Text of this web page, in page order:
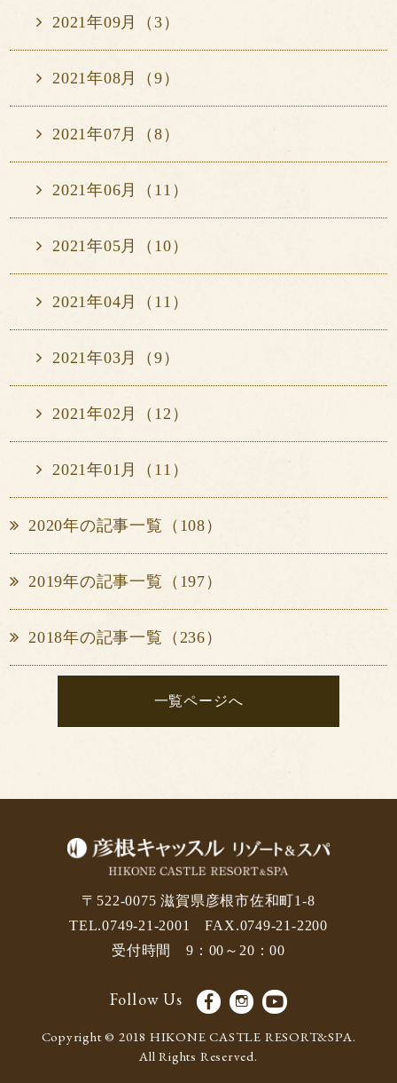
2021年09月（3）
2021年08月（9）
2021年07月（8）
2021年06月（11）
2021年05月（10）
2021年04月（11）
2021年03月（9）
2021年02月（12）
2021年01月（11）
2020年の記事一覧（108）
2019年の記事一覧（197）
2018年の記事一覧（236）
一覧ページへ
〒522-0075 滋賀県彦根市佐和町1-8
TEL.0749-21-2001 FAX.0749-21-2200
受付時間 9：00～20：00
Follow Us
Copyright © 2018 HIKONE CASTLE RESORT&SPA.
All Rights Reserved.